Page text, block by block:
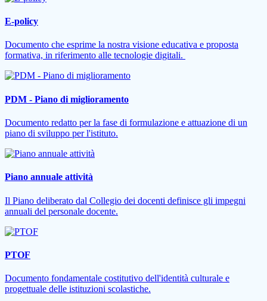
E-policy
Documento che esprime la nostra visione educativa e proposta
formativa, in riferimento alle tecnologie digitali.
PDM - Piano di miglioramento
Documento redatto per la fase di formulazione e attuazione di un
piano di sviluppo per l'istituto.
Piano annuale attività
Il Piano deliberato dal Collegio dei docenti definisce gli impegni
annuali del personale docente.
PTOF
Documento fondamentale costitutivo dell'identità culturale e
progettuale delle istituzioni scolastiche.